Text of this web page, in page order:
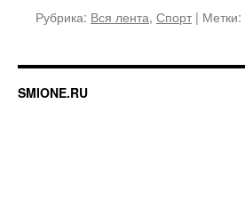
Рубрика: Вся лента, Спорт | Метки:
SMIONE.RU